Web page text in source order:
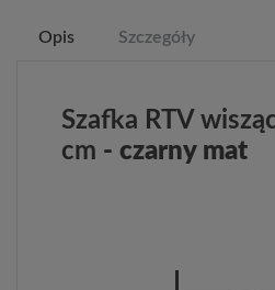
Opis Szczegóły
Szafka RTV
cm - czarny mat